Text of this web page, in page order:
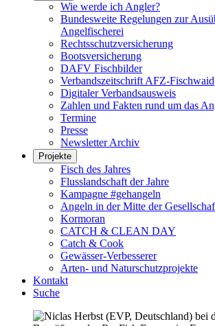
Wie werde ich Angler?
Bundesweite Regelungen zur
Angelfischerei
Rechtsschutzversicherung
Bootsversicherung
DAFV Fischbilder
Verbandszeitschrift AFZ-Fischwaid
Digitaler Verbandsausweis
Zahlen und Fakten rund um das
Termine
Presse
Newsletter Archiv
Projekte
Fisch des Jahres
Flusslandschaft der Jahre
Kampagne #gehangeln
Angeln in der Mitte der
Kormoran
CATCH & CLEAN DAY
Catch & Cook
Gewässer-Verbesserer
Arten- und Naturschutzprojekte
Kontakt
Suche